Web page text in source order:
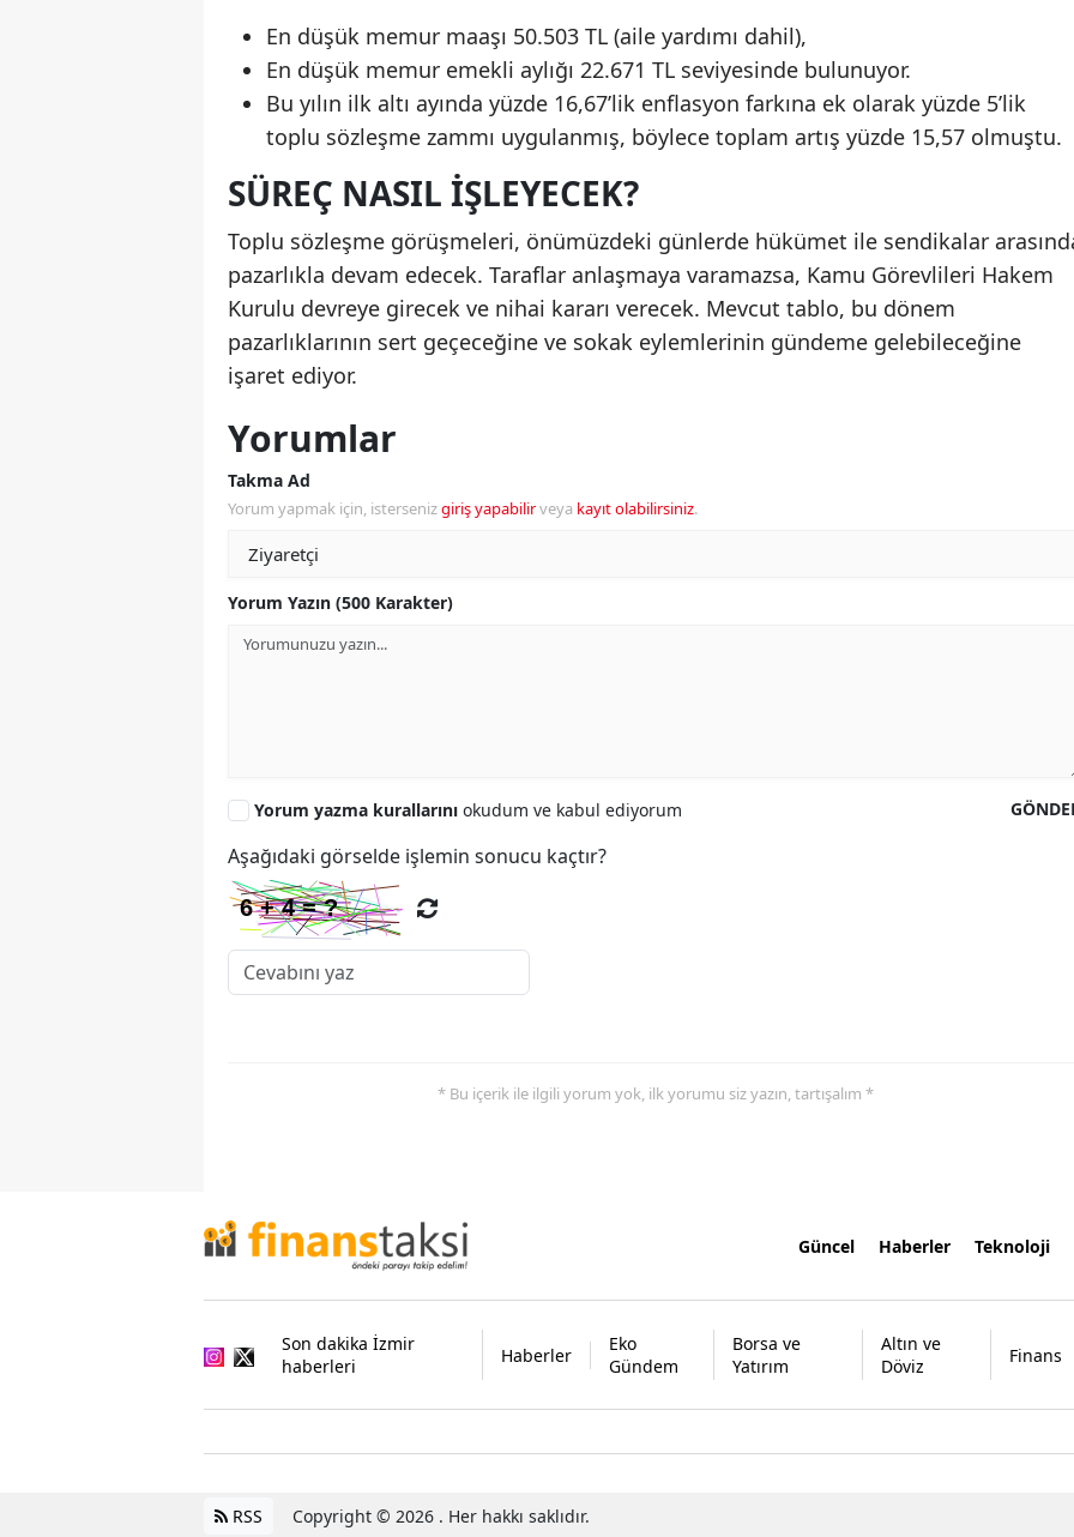
En düşük memur maaşı 50.503 TL (aile yardımı dahil),
En düşük memur emekli aylığı 22.671 TL seviyesinde bulunuyor.
Bu yılın ilk altı ayında yüzde 16,67’lik enflasyon farkına ek olarak yüzde 5’lik
toplu sözleşme zammı uygulanmış, böylece toplam artış yüzde 15,57 olmuştu.
SÜREÇ NASIL İŞLEYECEK?
Toplu sözleşme görüşmeleri, önümüzdeki günlerde hükümet ile sendikalar
pazarlıkla devam edecek. Taraflar anlaşmaya varamazsa, Kamu Görevlileri Hakem
Kurulu devreye girecek ve nihai kararı verecek. Mevcut tablo, bu dönem
pazarlıklarının sert geçeceğine ve sokak eylemlerinin gündeme gelebileceğine
işaret ediyor.
Yorumlar
Takma Ad
Yorum yapmak için, istersenizgiriş yapabilirveya kayıt olabilirsiniz.
Yorum Yazın (500 Karakter)
Yorum yazma kurallarını okudum ve kabul ediyorum
Aşağıdaki görselde işlemin sonucu kaçtır?
* Bu içerik ile ilgili yorum yok, ilk yorumu siz yazın, tartışalım *
Güncel Haberler Teknoloji
Son dakika İzmir
haberleri
Haberler
Eko
Gündem
Borsa ve
Yatırım
Altın ve
Döviz
Finans
RSS Copyright © 2026 . Her hakkı saklıdır.